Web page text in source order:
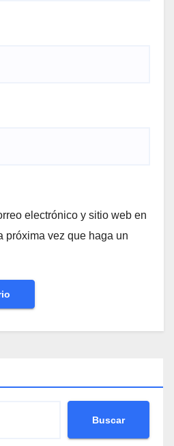
electrónico y sitio web en
próxima vez que haga un
Buscar